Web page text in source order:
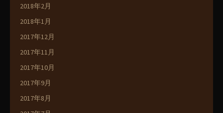
2018年2月
2018年1月
2017年12月
2017年11月
2017年10月
2017年9月
2017年8月